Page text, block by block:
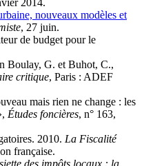
2014.
nouveaux modèles et
, 27 juin.
de budget pour le
Boulay, G. et Buhot, C.,
critique, Paris : ADEF
mais rien ne change : les
Études foncières, n° 163,
2010. La Fiscalité
française.